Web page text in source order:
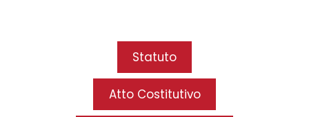
Statuto
Atto Costitutivo